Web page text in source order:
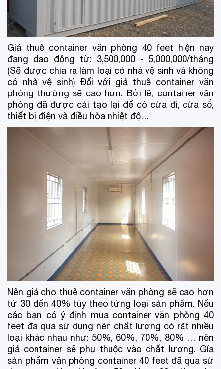
Giá thuê container văn phòng 40 feet hiện nay
đang dao động từ: 3,500,000 - 5,000,000/tháng
(Sẽ được chia ra làm loại có nhà vệ sinh và không
có nhà vệ sinh) Đối với giá thuê container văn
phòng thường sẽ cao hơn. Bởi lẽ, container văn
phòng đã được cải tạo lại để có cửa đi, cửa sổ,
thiết bị điện và điều hòa nhiệt độ…
Nên giá cho thuê container văn phòng sẽ cao hơn
từ 30 đến 40% tùy theo từng loại sản phẩm. Nếu
các bạn có ý định mua container văn phòng 40
feet đã qua sử dụng nên chất lượng có rất nhiều
loại khác nhau như: 50%, 60%, 70%, 80% … nên
giá container sẽ phụ thuộc vào chất lượng. Gía
sản phẩm văn phòng container 40 feet đã qua sử